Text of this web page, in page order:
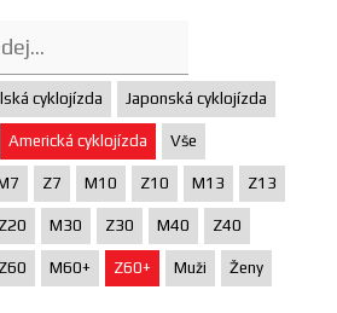
cyklojízda Japonská cyklojízda
Americká cyklojízda Vše
Z7 M10 Z10 M13 Z13
Z20 M30 Z30 M40 Z40
Z60 M60+ Z60+ Muži Ženy